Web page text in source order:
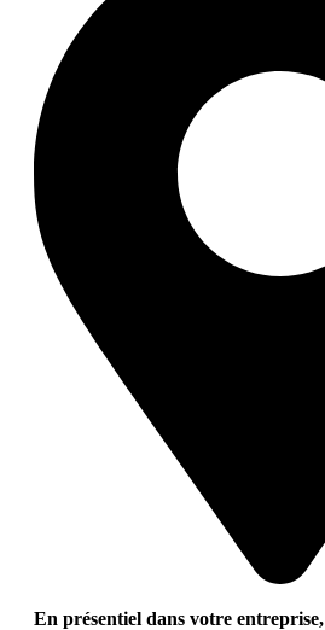
En présentiel dans votre entreprise,